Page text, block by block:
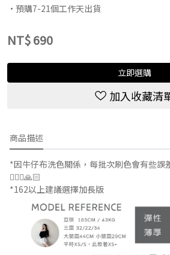
•預購7-21個工作天出貨
NT$690
立即選購
加入收藏清
商品描述
*因牛仔布洗色關係，每批次刷色會有些誤
🙇🏻‍♀️🙏🏻
*162以上建議選擇加長版